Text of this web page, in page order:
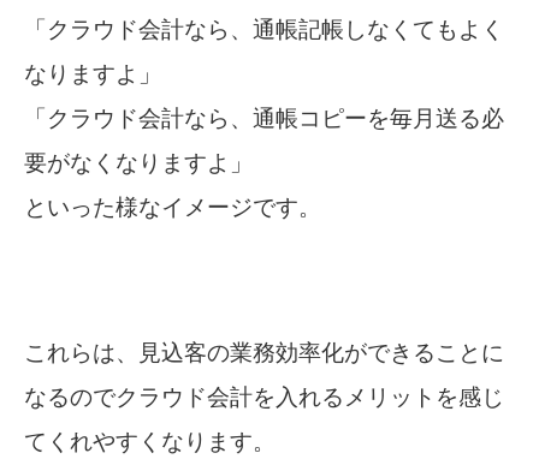
「クラウド会計なら、通帳記帳しなくてもよく
なりますよ」
「クラウド会計なら、通帳コピーを毎月送る必
要がなくなりますよ」
といった様なイメージです。
これらは、見込客の業務効率化ができることに
なるのでクラウド会計を入れるメリットを感じ
てくれやすくなります。